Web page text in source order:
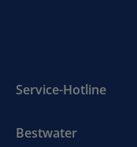
Service-Hotline
Bestwater